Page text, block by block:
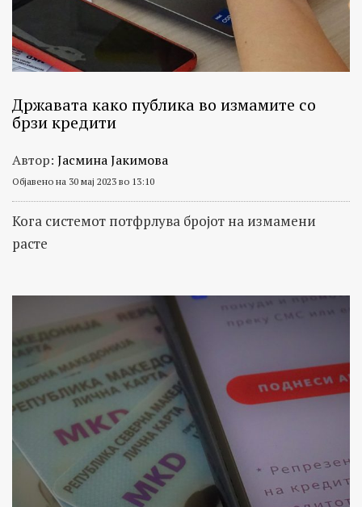
Државата како публика во измамите со
брзи кредити
Автор: Јасмина Јакимова
Објавено на 30 мај 2023 во 13:10
Кога системот потфрлува бројот на измамени
расте